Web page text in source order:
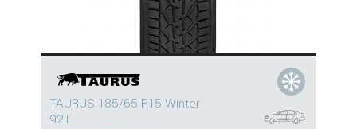
TAURUS 185/65 R15 Winter
92T